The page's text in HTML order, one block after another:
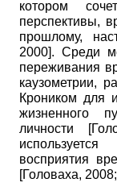
котором
перспективы,
прошлому,
2000]. Среди
переживания
каузометрии,
Кроником для
жизненного
личности
[
восприятия
[Головаха, 2008;